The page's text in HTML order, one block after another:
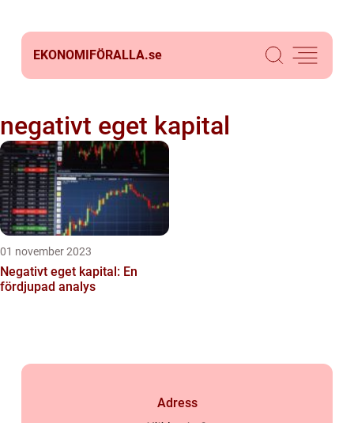
EKONOMIFÖRALLA.se
negativt eget kapital
01 november 2023
Negativt eget kapital: En
fördjupad analys
Adress